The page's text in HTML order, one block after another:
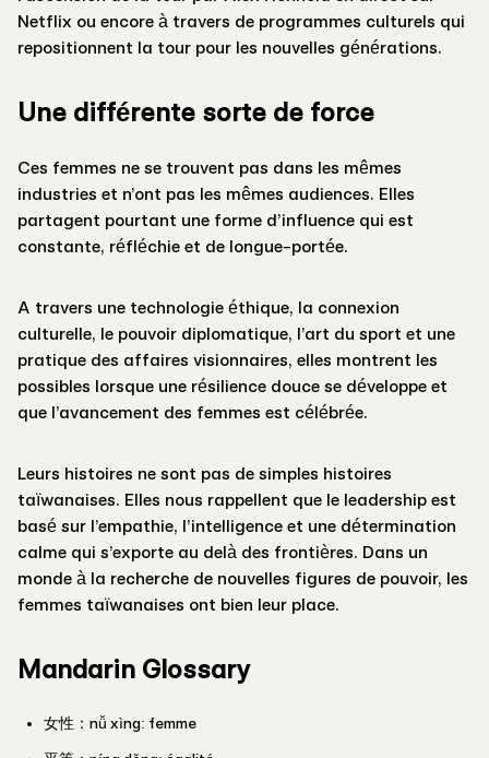
Netflix ou encore à travers de programmes culturels qui
repositionnent la tour pour les nouvelles générations.
Une différente sorte de force
Ces femmes ne se trouvent pas dans les mêmes
industries et n’ont pas les mêmes audiences. Elles
partagent pourtant une forme d’influence qui est
constante, réfléchie et de longue-portée.
A travers une technologie éthique, la connexion
culturelle, le pouvoir diplomatique, l’art du sport et une
pratique des affaires visionnaires, elles montrent les
possibles lorsque une résilience douce se développe et
que l’avancement des femmes est célébrée.
Leurs histoires ne sont pas de simples histoires
taïwanaises. Elles nous rappellent que le leadership est
basé sur l’empathie, l’intelligence et une détermination
calme qui s’exporte au delà des frontières. Dans un
monde à la recherche de nouvelles figures de pouvoir, les
femmes taïwanaises ont bien leur place.
Mandarin Glossary
女性：nǚ xìng: femme